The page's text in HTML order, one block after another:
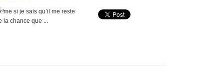
si je sais qu’il me reste
la chance que ...